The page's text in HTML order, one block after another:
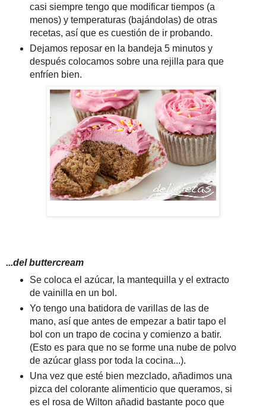
casi siempre tengo que modificar tiempos (a
menos) y temperaturas (bajándolas) de otras
recetas, así que es cuestión de ir probando.
Dejamos reposar en la bandeja 5 minutos y
después colocamos sobre una rejilla para que
enfríen bien.
...del buttercream
Se coloca el azúcar, la mantequilla y el extracto
de vainilla en un bol.
Yo tengo una batidora de varillas de las de
mano, así que antes de empezar a batir tapo el
bol con un trapo de cocina y comienzo a batir.
(Esto es para que no se forme una nube de polvo
de azúcar glass por toda la cocina...).
Una vez que esté bien mezclado, añadimos una
pizca del colorante alimenticio que queramos, si
es el rosa de Wilton añadid bastante poco que